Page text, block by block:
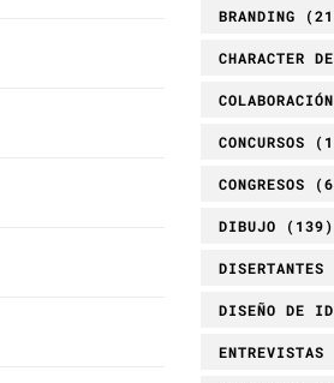
BRANDING
CHARACTER
COLABORACIÓN
CONCURSOS
CONGRESOS
DIBUJO (139)
DISERTANTES
DISEÑO DE
ENTREVISTAS